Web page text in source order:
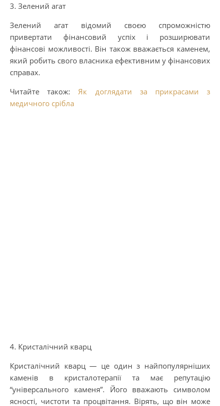
3. Зелений агат
Зелений агат відомий своєю спроможністю
привертати фінансовий успіх і розширювати
фінансові можливості. Він також вважається каменем,
який робить свого власника ефективним у фінансових
справах.
Читайте також: Як доглядати за прикрасами з
медичного срібла
4. Кристалічний кварц
Кристалічний кварц — це один з найпопулярніших
каменів в кристалотерапії та має репутацію
“універсального каменя”. Його вважають символом
ясності, чистоти та процвітання. Вірять, що він може